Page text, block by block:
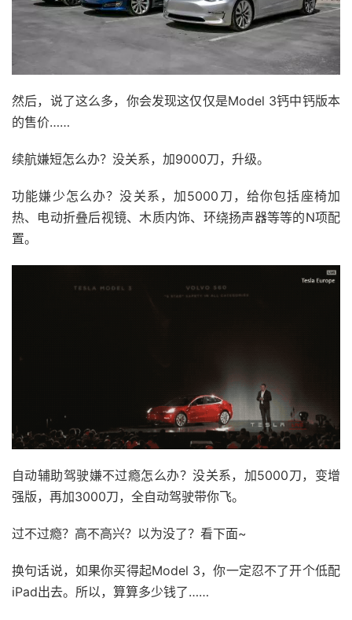
然后，说了这么多，你会发现这仅仅是Model 3钙中钙版本
的售价……
续航嫌短怎么办？没关系，加9000刀，升级。
功能嫌少怎么办？没关系，加5000刀，给你包括座椅加
热、电动折叠后视镜、木质内饰、环绕扬声器等等的N项配
置。
自动辅助驾驶嫌不过瘾怎么办？没关系，加5000刀，变增
强版，再加3000刀，全自动驾驶带你飞。
过不过瘾？高不高兴？以为没了？看下面~
换句话说，如果你买得起Model 3，你一定忍不了开个低配
iPad出去。所以，算算多少钱了……